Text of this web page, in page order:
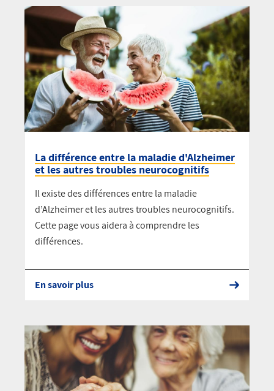
La différence entre la maladie d'Alzheimer
et les autres troubles neurocognitifs
Il existe des différences entre la maladie
d’Alzheimer et les autres troubles neurocognitifs.
Cette page vous aidera à comprendre les
différences.
En savoir plus